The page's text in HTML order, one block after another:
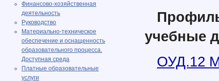
Финансово-хозяйственная
деятельность
Руководство
Материально-техническое
обеспечение и оснащенность
образовательного процесса.
Доступная среда
Платные образовательные
услуги
учебные
ОУД.12